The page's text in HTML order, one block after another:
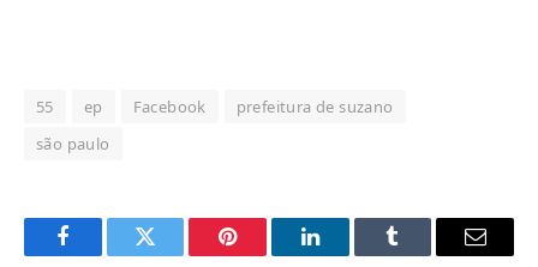
55 ep Facebook
prefeitura de suzano
são paulo
FacebookTwitter Pinterest LinkedInTumblr Email